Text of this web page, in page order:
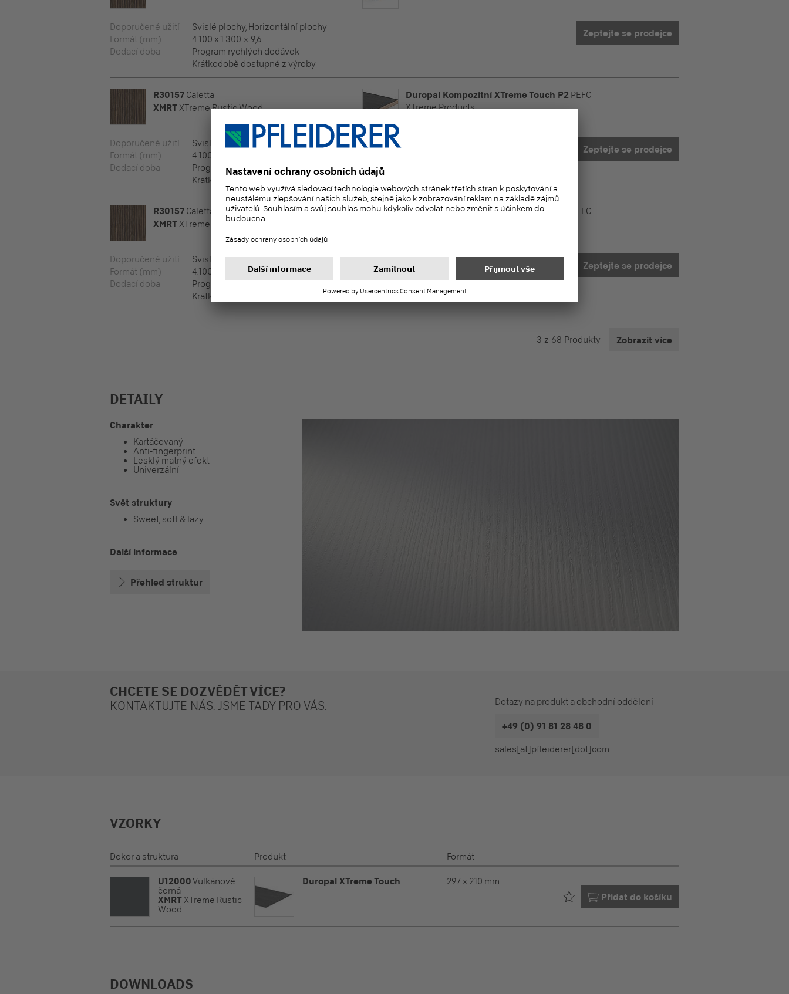
Doporučené užití
Svislé plochy, Horizontální plochy
Formát (mm)
4.100 x 1.300 x 9,6
Dodací doba
Program rychlých dodávek
Krátkodobě dostupné z výroby
Zeptejte se prodejce
R30157 Caletta
XMRTXTreme Rustic Wood
Duropal Kompozitní XTreme Touch P2 PEFC
XTreme Products
Doporučené užití
Svislé plochy, Horizontální plochy
Formát (mm)
4.100 x 1.300 x 16
Dodací doba
Program rychlých dodávek
Krátkodobě dostupné z výroby
Zeptejte se prodejce
R30157 Caletta
XMRTXTreme Rustic Wood
Duropal Kompozitní XTreme Touch P2
PEFC
Doporučené užití
Svislé plochy, Horizontální plochy
Formát (mm)
4.100 x 1.300 x 17,6
Dodací doba
Program rychlých dodávek
Krátkodobě dostupné z výroby
Zeptejte se prodejce
3 z 68 Produkty Zobrazit více
DETAILY
Charakter
Kartáčovaný
Anti-fingerprint
Lesklý matný efekt
Univerzální
Svět struktury
Sweet, soft & lazy
Další informace
Přehled struktur
CHCETE SE DOZVĚDĚT VÍCE?
KONTAKTUJTE NÁS. JSME TADY PRO VÁS. Dotazy na produkt a obchodní oddělení
+49 (0) 91 81 28 48 0
sales[at]pfleiderer[dot]com
VZORKY
Dekor a struktura Produkt Formát
U12000Vulkánově
černá
XMRTXTreme Rustic
Wood
Duropal XTreme Touch 297 x 210 mm
Přidat do košíku
Již ve vašem
DOWNLOADS